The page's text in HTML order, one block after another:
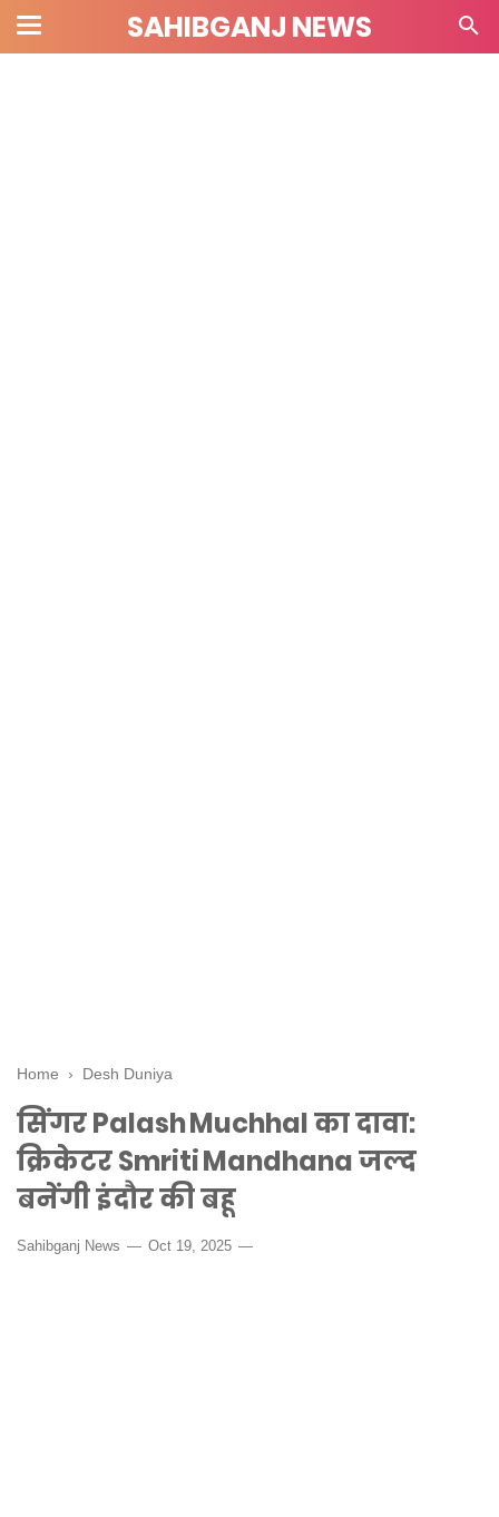
SAHIBGANJ NEWS
Home › Desh Duniya
सिंगर Palash Muchhal का दावा:
क्रिकेटर Smriti Mandhana जल्द
बनेंगी इंदौर की बहू
Sahibganj News Oct 19, 2025